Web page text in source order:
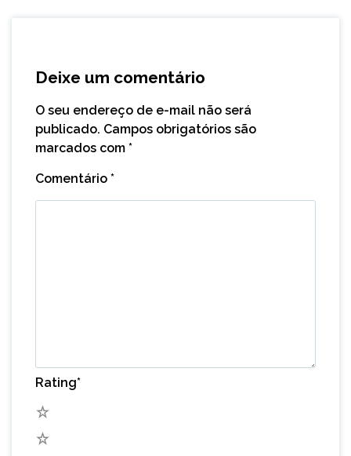
Deixe um comentário
O seu endereço de e-mail não será
publicado. Campos obrigatórios são
marcados com *
Comentário *
Rating*